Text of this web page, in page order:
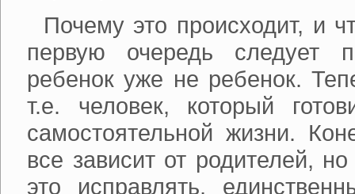
Почему это происходит, и
первую очередь следует
ребенок уже не ребенок.
т.е. человек, который
самостоятельной жизни.
все зависит от родителей,
это исправлять,